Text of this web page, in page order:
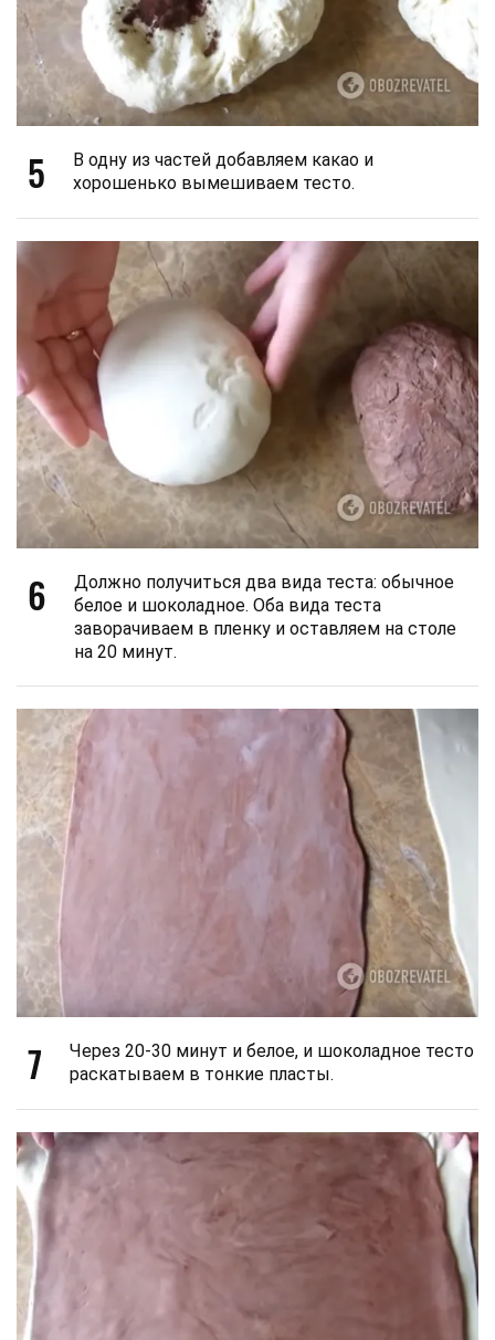
5
В одну из частей добавляем какао и
хорошенько вымешиваем тесто.
6
Должно получиться два вида теста: обычное
белое и шоколадное. Оба вида теста
заворачиваем в пленку и оставляем на столе
на 20 минут.
7
Через 20-30 минут и белое, и шоколадное тесто
раскатываем в тонкие пласты.